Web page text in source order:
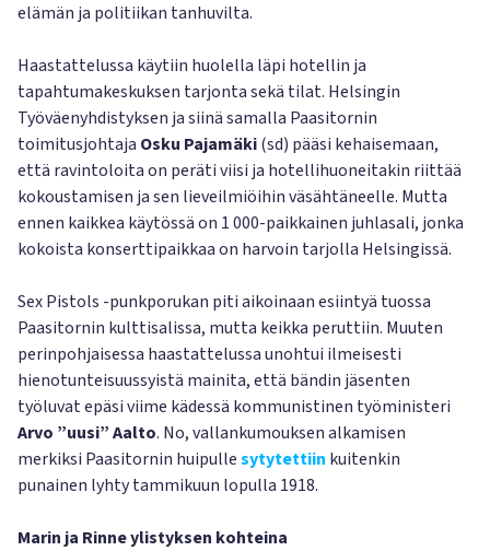
elämän ja politiikan tanhuvilta.
Haastattelussa käytiin huolella läpi hotellin ja
tapahtumakeskuksen tarjonta sekä tilat. Helsingin
Työväenyhdistyksen ja siinä samalla Paasitornin
toimitusjohtaja Osku Pajamäki(sd) pääsi kehaisemaan,
että ravintoloita on peräti viisi ja hotellihuoneitakin riittää
kokoustamisen ja sen lieveilmiöihin väsähtäneelle. Mutta
ennen kaikkea käytössä on 1 000-paikkainen juhlasali, jonka
kokoista konserttipaikkaa on harvoin tarjolla Helsingissä.
Sex Pistols -punkporukan piti aikoinaan esiintyä tuossa
Paasitornin kulttisalissa, mutta keikka peruttiin. Muuten
perinpohjaisessa haastattelussa unohtui ilmeisesti
hienotunteisuussyistä mainita, että bändin jäsenten
työluvat epäsi viime kädessä kommunistinen työministeri
Arvo ”uusi” Aalto. No, vallankumouksen alkamisen
merkiksi Paasitornin huipullesytytettiin kuitenkin
punainen lyhty tammikuun lopulla 1918.
Marin ja Rinne ylistyksen kohteina